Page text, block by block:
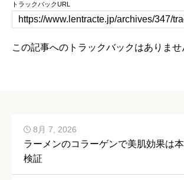
トラックバックURL
この記事へのトラックバックはありませ
ラーメンのコラーゲンで美肌効果は
検証
8月 7, 2026